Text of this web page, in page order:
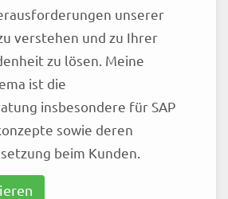
unserer
verstehen und zu Ihrer
zu lösen. Meine
ist die
insbesondere für SAP
sowie deren
beim Kunden.